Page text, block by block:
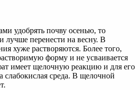
удобрять почву осенью, то
лучше перенести на весну. В
хуже растворяются. Более того,
форму и не усваивается
имеет щелочную реакцию и для его
слабокислая среда. В щелочной